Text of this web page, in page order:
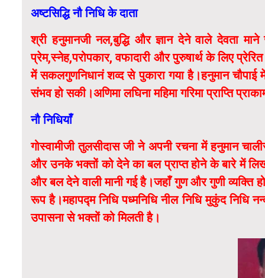
अष्टसिद्धि नौ निधि के दाता
श्री हनुमानजी नल,बुद्धि और ज्ञान देने वाले देवता
प्रेम,स्नेह,परोपकार, वफादारी और पुरुषार्थ के लिए
में सकलगुणनिधानं शव्द से पुकारा गया है।हनुमान चौपाई
संभव हो सकी।अणिमा लघिना महिमा गरिमा प्राप्ति
नौ निधियाँ
गोस्वामीजी तुलसीदास जी ने अपनी रचना में हनुमान
और उनके भक्तों को देने का बल प्राप्त होने के बारे में
और बल देने वाली मानी गई है।जहाँ गुण और गुणी व्यक्ति
रूप है।महापद्म निधि पध्मनिधि नील निधि मुकुंद निधि
उपासना से भक्तों को मिलती है।